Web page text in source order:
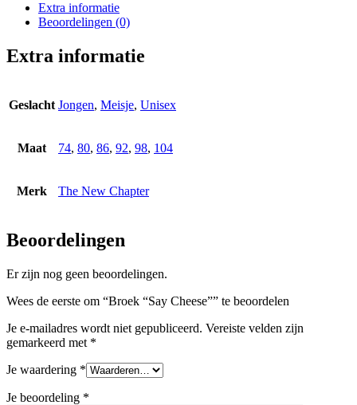
Extra informatie
Beoordelingen (0)
Extra informatie
Geslacht Jongen, Meisje, Unisex
Maat 74, 80, 86, 92, 98, 104
Merk The New Chapter
Beoordelingen
Er zijn nog geen beoordelingen.
Wees de eerste om “Broek “Say Cheese”” te beoordelen
Je e-mailadres wordt niet gepubliceerd. Vereiste velden zijn
gemarkeerd met *
Je waardering *
Je beoordeling *